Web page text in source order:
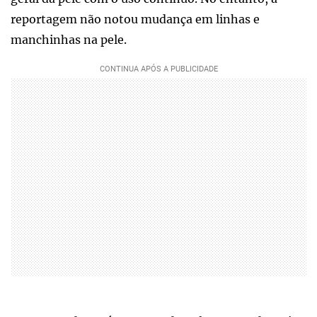
reportagem não notou mudança em linhas e
manchinhas na pele.